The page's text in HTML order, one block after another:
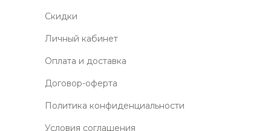
Скидки
Личный кабинет
Оплата и доставка
Договор-оферта
Политика конфиденциальности
Условия соглашения